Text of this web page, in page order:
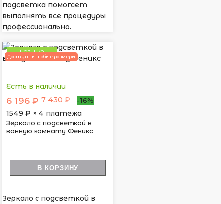
подсветка помогает
выполнять все процедуры
профессионально.
НОВИНКА
Доступны любые размеры
Есть в наличии
6 196 ₽ 7 430 ₽
-16%
1549 ₽ × 4 платежа
Зеркало с подсветкой в
ванную комнату Феникс
В КОРЗИНУ
Зеркало с подсветкой в